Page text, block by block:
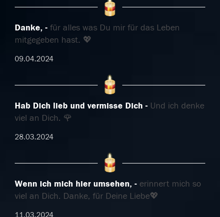
Danke,
für alles was Du mir für das Leben
mitgegeben hast. 💖
09.04.2024
Hab Dich lieb und vermisse Dich
Und ich denke
viel an Dich. 🌹
28.03.2024
Wenn ich mich hier umsehen,
erinnert mich so
viel an Dich. Danke, für Deine Liebe💖
11.03.2024